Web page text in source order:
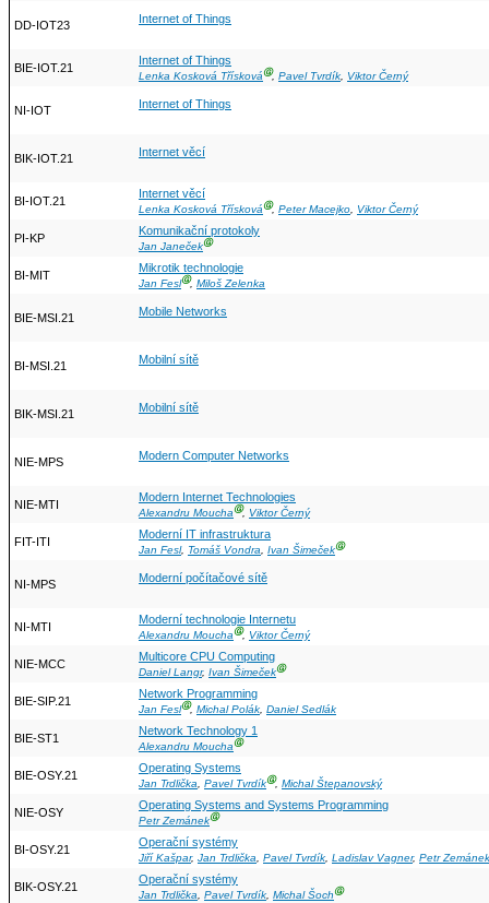
DD-IOT23 Internet of Things
BIE-IOT.21
Internet of Things
Lenka Kosková TřískováⒼ, Pavel Tvrdík, Viktor Černý
NI-IOT Internet of Things
BIK-IOT.21 Internet věcí
BI-IOT.21
Internet věcí
Lenka Kosková TřískováⒼ, Peter Macejko, Viktor Černý
PI-KP
Komunikační protokoly
Jan JanečekⒼ
BI-MIT
Mikrotik technologie
Jan FeslⒼ, Miloš Zelenka
BIE-MSI.21 Mobile Networks
BI-MSI.21 Mobilní sítě
BIK-MSI.21 Mobilní sítě
NIE-MPS Modern Computer Networks
NIE-MTI
Modern Internet Technologies
Alexandru MouchaⒼ, Viktor Černý
FIT-ITI
Moderní IT infrastruktura
Jan Fesl, Tomáš Vondra, Ivan ŠimečekⒼ
NI-MPS Moderní počítačové sítě
NI-MTI
Moderní technologie Internetu
Alexandru MouchaⒼ, Viktor Černý
NIE-MCC
Multicore CPU Computing
Daniel Langr, Ivan ŠimečekⒼ
BIE-SIP.21
Network Programming
Jan FeslⒼ, Michal Polák, Daniel Sedlák
BIE-ST1
Network Technology 1
Alexandru MouchaⒼ
BIE-OSY.21
Operating Systems
Jan Trdlička, Pavel TvrdíkⒼ, Michal Štepanovský
NIE-OSY
Operating Systems and Systems Programming
Petr ZemánekⒼ
BI-OSY.21
Operační systémy
Jiří Kašpar, Jan Trdlička, Pavel Tvrdík, Ladislav Vagner, Petr Zemánek
BIK-OSY.21
Operační systémy
Jan Trdlička, Pavel Tvrdík, Michal ŠochⒼ